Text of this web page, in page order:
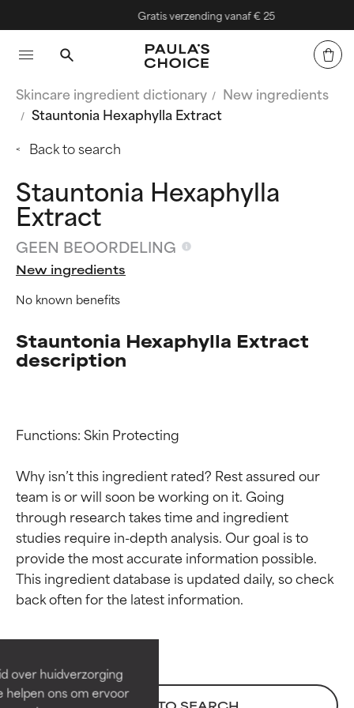
over huidverzorging
helpen ons om ervoor
Gratis verzending vanaf € 25
Skincare ingredient dictionary
New ingredients
Stauntonia Hexaphylla Extract
Back to search
Stauntonia Hexaphylla
Extract
GEEN BEOORDELING
New ingredients
No known benefits
Stauntonia Hexaphylla Extract
description
Functions: Skin Protecting
Why isn’t this ingredient rated? Rest assured our
team is or will soon be working on it. Going
through research takes time and ingredient
studies require in-depth analysis. Our goal is to
provide the most accurate information possible.
This ingredient database is updated daily, so check
Beoordelingen van
ingrediënten
Bewezen en ondersteund door
onafhankelijk onderzoek.
Beoordelingen van
ingrediënten
Bewezen en ondersteund door
onafhankelijk onderzoek.